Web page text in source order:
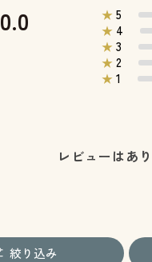
0.0 ★ 5
★ 4
★ 3
★ 2
★ 1
レビューはあ
絞り込み